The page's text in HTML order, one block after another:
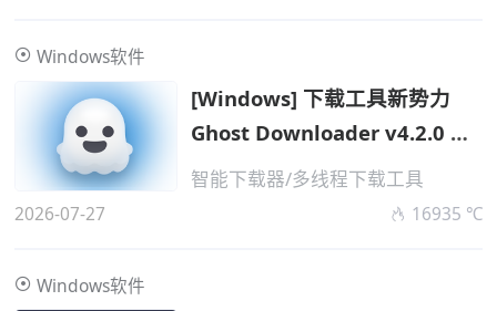
Windows软件
[Windows] 下载工具新势力
Ghost Downloader v4.2.0 便
携
智能下载器/多线程下载工具
2026-07-27 16935 ℃
Windows软件